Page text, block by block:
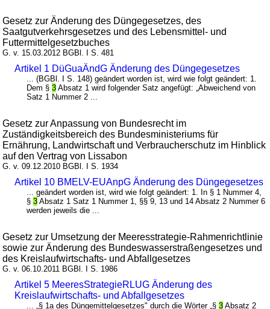
Gesetz zur Änderung des Düngegesetzes, des
Saatgutverkehrsgesetzes und des Lebensmittel- und
Futtermittelgesetzbuches
G. v. 15.03.2012 BGBl. I S. 481
Artikel 1 DüGuaÄndG Änderung des Düngegesetzes
... (BGBl. I S. 148) geändert worden ist, wird wie folgt geändert: 1.
Dem §3 Absatz 1 wird folgender Satz angefügt: „Abweichend von
Satz 1 Nummer 2 ...
Gesetz zur Anpassung von Bundesrecht im
Zuständigkeitsbereich des Bundesministeriums für
Ernährung, Landwirtschaft und Verbraucherschutz im Hinblick
auf den Vertrag von Lissabon
G. v. 09.12.2010 BGBl. I S. 1934
Artikel 10 BMELV-EUAnpG Änderung des Düngegesetzes
... geändert worden ist, wird wie folgt geändert: 1. In § 1 Nummer 4,
§3 Absatz 1 Satz 1 Nummer 1, §§ 9, 13 und 14 Absatz 2 Nummer 6
werden jeweils die ...
Gesetz zur Umsetzung der Meeresstrategie-Rahmenrichtlinie
sowie zur Änderung des Bundeswasserstraßengesetzes und
des Kreislaufwirtschafts- und Abfallgesetzes
G. v. 06.10.2011 BGBl. I S. 1986
Artikel 5 MeeresStrategieRLUG Änderung des
Kreislaufwirtschafts- und Abfallgesetzes
... „§ 1a des Düngemittelgesetzes" durch die Wörter „§3 Absatz 2